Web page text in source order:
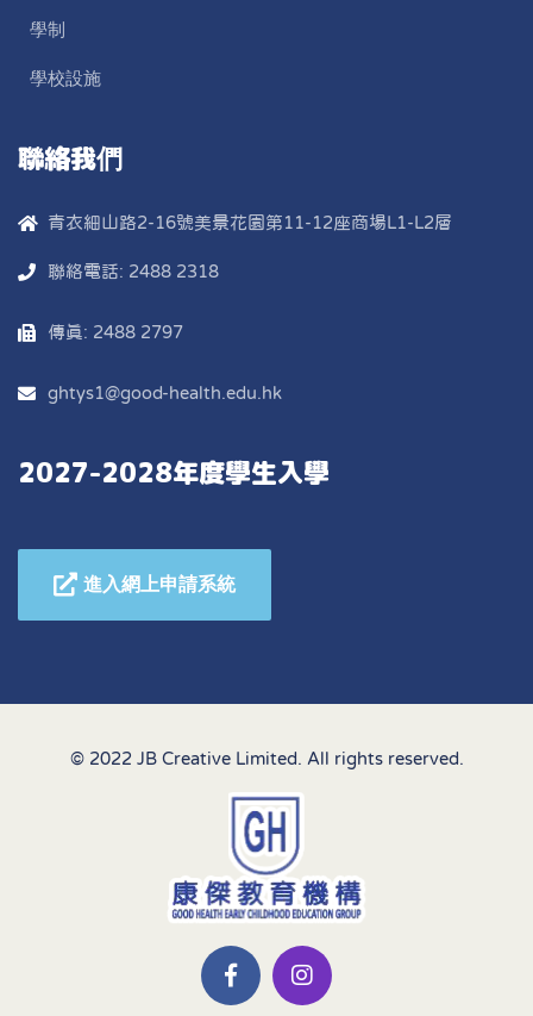
學制
學校設施
聯絡我們
青衣細山路2-16號美景花園第11-12座商場L1-L2層
聯絡電話: 2488 2318
傳真: 2488 2797
ghtys1@good-health.edu.hk
2027-2028年度學生入學
進入網上申請系統
© 2022 JB Creative Limited. All rights reserved.